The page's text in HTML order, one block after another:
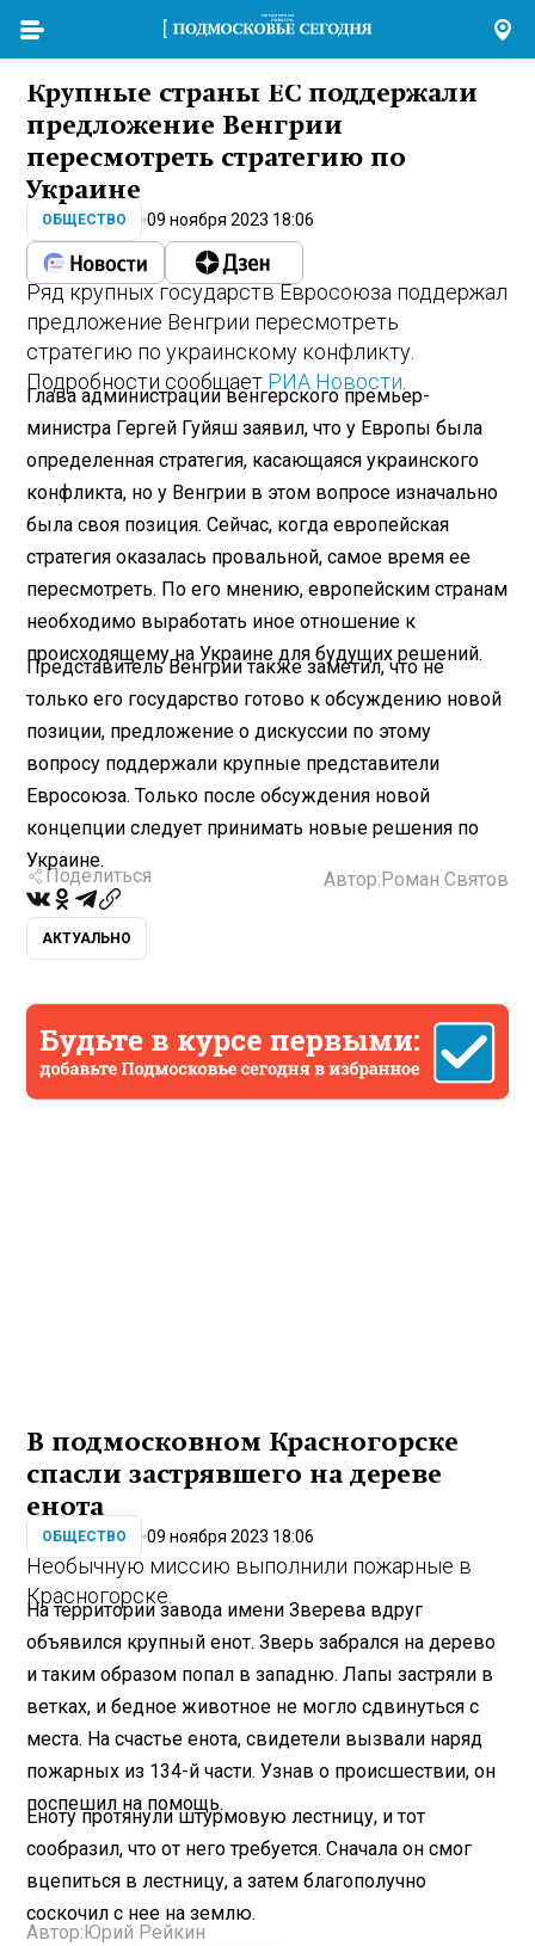
Крупные страны ЕС поддержали
предложение Венгрии
пересмотреть стратегию по
Украине
ОБЩЕСТВО 09 ноября 2023 18:06
Ряд крупных государств Евросоюза поддержал
предложение Венгрии пересмотреть
стратегию по украинскому конфликту.
Подробности сообщает РИА Новости
Глава администрации венгерского премьер-
министра Гергей Гуйяш заявил, что у Европы была
определенная стратегия, касающаяся украинского
конфликта, но у Венгрии в этом вопросе изначально
была своя позиция. Сейчас, когда европейская
стратегия оказалась провальной, самое время ее
пересмотреть. По его мнению, европейским странам
необходимо выработать иное отношение к
происходящему на Украине для будущих решений.
Представитель Венгрии также заметил, что не
только его государство готово к обсуждению новой
позиции, предложение о дискуссии по этому
вопросу поддержали крупные представители
Евросоюза. Только после обсуждения новой
концепции следует принимать новые решения по
Украине.
Поделиться Автор: Роман Святов
АКТУАЛЬНО
В подмосковном Красногорске
спасли застрявшего на дереве
енота
ОБЩЕСТВО 09 ноября 2023 18:06
Необычную миссию выполнили пожарные в
Красногорске.
На территории завода имени Зверева вдруг
объявился крупный енот. Зверь забрался на дерево
и таким образом попал в западню. Лапы застряли в
ветках, и бедное животное не могло сдвинуться с
места. На счастье енота, свидетели вызвали наряд
пожарных из 134-й части. Узнав о происшествии, он
поспешил на помощь.
Еноту протянули штурмовую лестницу, и тот
сообразил, что от него требуется. Сначала он смог
вцепиться в лестницу, а затем благополучно
соскочил с нее на землю.
Автор: Юрий Рейкин